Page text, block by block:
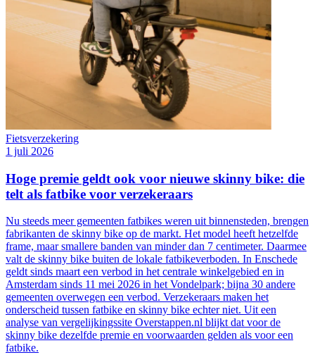
Fietsverzekering
1 juli 2026
Hoge premie geldt ook voor nieuwe skinny bike: die
telt als fatbike voor verzekeraars
Nu steeds meer gemeenten fatbikes weren uit binnensteden, brengen
fabrikanten de skinny bike op de markt. Het model heeft hetzelfde
frame, maar smallere banden van minder dan 7 centimeter. Daarmee
valt de skinny bike buiten de lokale fatbikeverboden. In Enschede
geldt sinds maart een verbod in het centrale winkelgebied en in
Amsterdam sinds 11 mei 2026 in het Vondelpark; bijna 30 andere
gemeenten overwegen een verbod. Verzekeraars maken het
onderscheid tussen fatbike en skinny bike echter niet. Uit een
analyse van vergelijkingssite Overstappen.nl blijkt dat voor de
skinny bike dezelfde premie en voorwaarden gelden als voor een
fatbike.